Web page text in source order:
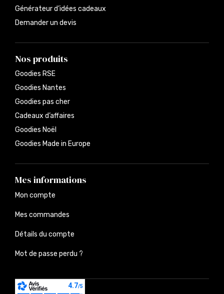
Générateur d’idées cadeaux
Demander un devis
Nos produits
Goodies RSE
Goodies Nantes
Goodies pas cher
Cadeaux d’affaires
Goodies Noël
Goodies Made in Europe
Mes informations
Mon compte
Mes commandes
Détails du compte
Mot de passe perdu ?